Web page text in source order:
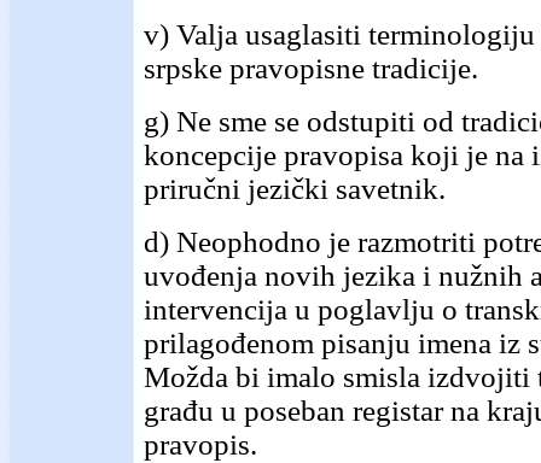
v) Valja usaglasiti terminologiju
srpske pravopisne tradicije.
g) Ne sme se odstupiti od
koncepcije pravopisa koji je na
priručni jezički savetnik.
d) Neophodno je razmotriti
uvođenja novih jezika i nužnih
intervencija u poglavlju o
prilagođenom pisanju imena iz
Možda bi imalo smisla izdvojiti
građu u poseban registar na
pravopis.